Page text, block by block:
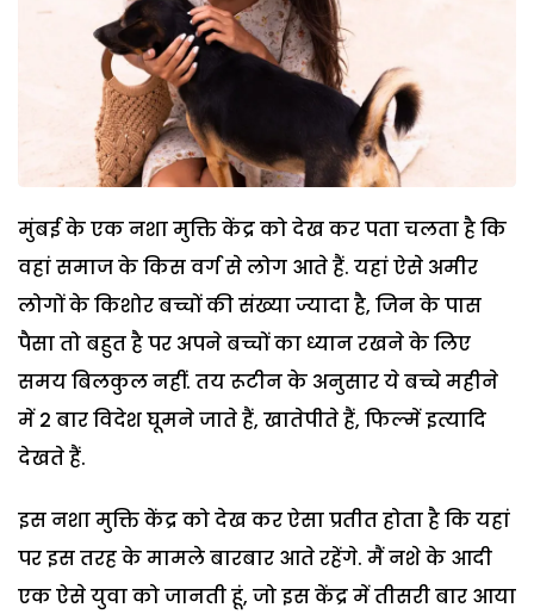
मुंबई के एक नशा मुक्ति केंद्र को देख कर पता चलता है कि
वहां समाज के किस वर्ग से लोग आते हैं. यहां ऐसे अमीर
लोगों के किशोर बच्चों की संख्या ज्यादा है, जिन के पास
पैसा तो बहुत है पर अपने बच्चों का ध्यान रखने के लिए
समय बिलकुल नहीं. तय रूटीन के अनुसार ये बच्चे महीने
में 2 बार विदेश घूमने जाते हैं, खातेपीते हैं, फिल्में इत्यादि
देखते हैं.
इस नशा मुक्ति केंद्र को देख कर ऐसा प्रतीत होता है कि यहां
पर इस तरह के मामले बारबार आते रहेंगे. मैं नशे के आदी
एक ऐसे युवा को जानती हूं, जो इस केंद्र में तीसरी बार आया